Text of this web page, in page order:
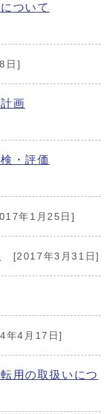
ついて
日]
画
・評価
年1月25日]
[2017年3月31日]
年4月17日]
用の取扱いにつ